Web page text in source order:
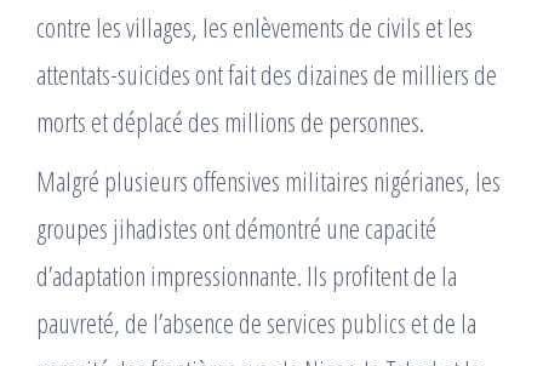
contre les villages, les enlèvements de civils et les
attentats-suicides ont fait des dizaines de milliers de
morts et déplacé des millions de personnes.
Malgré plusieurs offensives militaires nigérianes, les
groupes jihadistes ont démontré une capacité
d’adaptation impressionnante. Ils profitent de la
pauvreté, de l’absence de services publics et de la